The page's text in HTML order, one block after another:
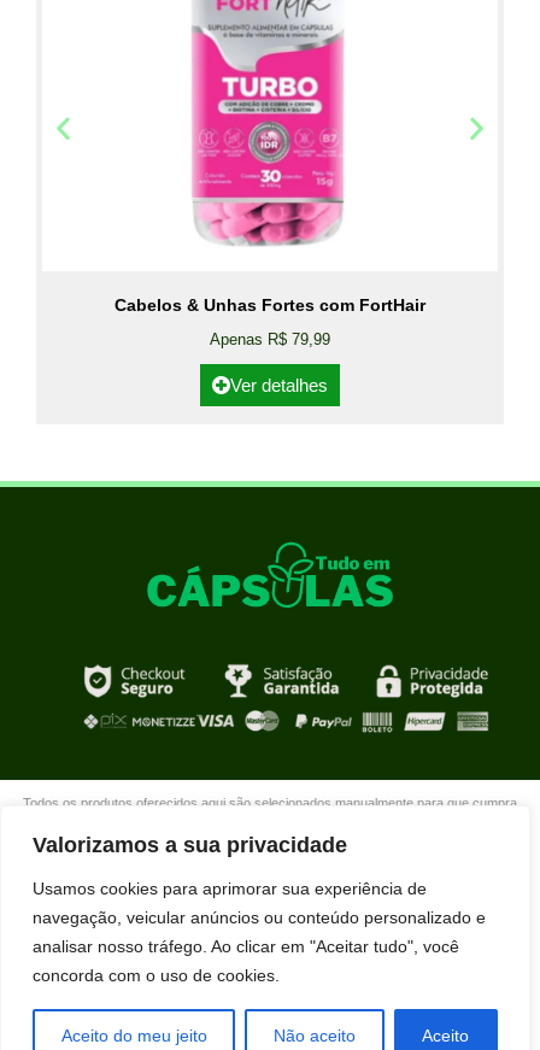
Valorizamos a sua privacidade
Usamos cookies para aprimorar sua experiência de
navegação, veicular anúncios ou conteúdo personalizado e
analisar nosso tráfego. Ao clicar em "Aceitar tudo", você
concorda com o uso de cookies.
Aceito do meu jeito Não aceito Aceito
Cabelos & Unhas Fortes com FortHair
Apenas R$ 79,99
Ver detalhes
Todos os produtos oferecidos aqui são selecionados manualmente para que cumpra
extraordinários para você que está realmente comprometido com sua mudança. Boas
Ubiratan Melo acabou de comprar
HIDRALISO usando nosso desconto
exclusivo.